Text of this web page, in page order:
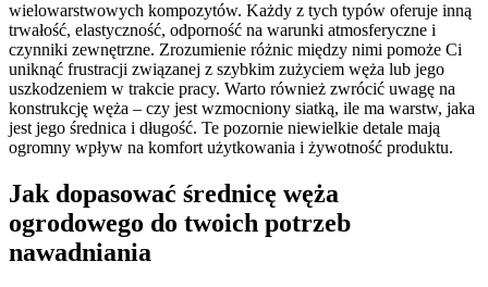
wielowarstwowych kompozytów. Każdy z tych typów oferuje inną
trwałość, elastyczność, odporność na warunki atmosferyczne i
czynniki zewnętrzne. Zrozumienie różnic między nimi pomoże Ci
uniknąć frustracji związanej z szybkim zużyciem węża lub jego
uszkodzeniem w trakcie pracy. Warto również zwrócić uwagę na
konstrukcję węża – czy jest wzmocniony siatką, ile ma warstw, jaka
jest jego średnica i długość. Te pozornie niewielkie detale mają
ogromny wpływ na komfort użytkowania i żywotność produktu.
Jak dopasować średnicę węża
ogrodowego do twoich potrzeb
nawadniania